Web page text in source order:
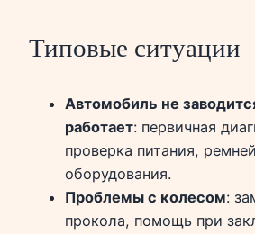
Типовые ситуации
Автомобиль не
работает: первичная
проверка питания,
оборудования.
Проблемы с колесом:
прокола, помощь при